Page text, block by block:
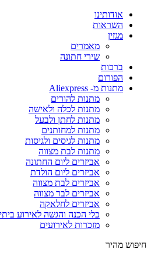
אודותינו
השראות
מגזין
מאמרים
שירי חתונה
ברכות
הפורום
מתנות מ- Aliexpress
מתנות להורים
מתנות לכלה ולאישה
מתנות לחתן ולבעל
מתנות למחותנים
מתנות לגיסים ולגיסות
מתנות לבת מצווה
אביזרים ליום החתונה
אביזרים ליום הולדת
אביזרים לבת מצווה
אביזרים לבר מצווה
אביזרים לחלאקה
כלי הכנה והגשה לאירוע ביתי
מזכרות לאירועים
חיפוש מהיר